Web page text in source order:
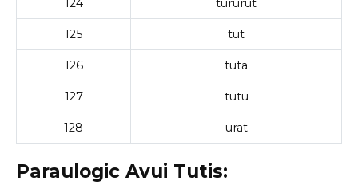
124 tururut
125 tut
126 tuta
127 tutu
128 urat
Paraulogic Avui Tutis: